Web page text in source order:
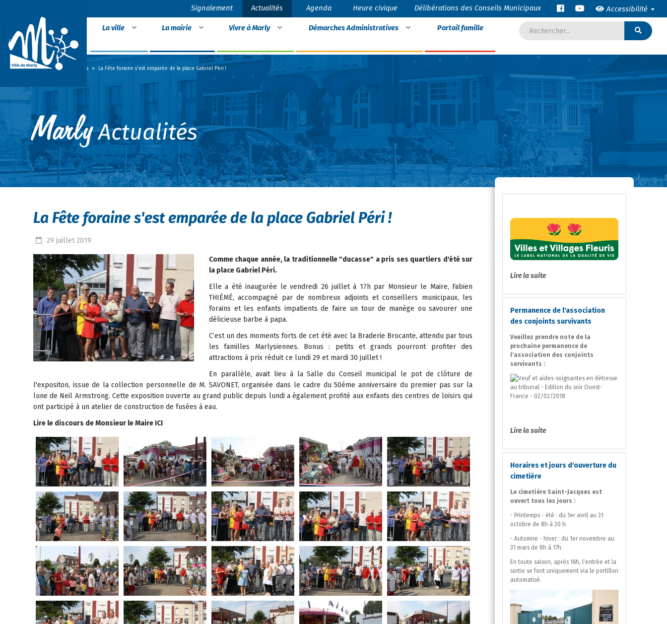
Signalement Actualités Agenda Heure civique Délibérations des Conseils Municipaux Accessibilité
La ville La mairie Vivre à Marly Démarches Administratives Portail famille
Accueil » Actualités » La Fête foraine s'est emparée de la place Gabriel Péri !
Actualités
La Fête foraine s'est emparée de la place Gabriel Péri !
29 juillet 2019
Comme chaque année, la traditionnelle "ducasse" a pris ses quartiers d'été sur
la place Gabriel Péri.
Elle a été inaugurée le vendredi 26 juillet à 17h par Monsieur le Maire, Fabien
THIÉMÉ, accompagné par de nombreux adjoints et conseillers municipaux, les
forains et les enfants impatients de faire un tour de manège ou savourer une
délicieuse barbe à papa.
C’est un des moments forts de cet été avec la Braderie Brocante, attendu par tous
les familles Marlysiennes. Bonus : petits et grands pourront profiter des
attractions à prix réduit ce lundi 29 et mardi 30 juillet !
En parallèle, avait lieu à la Salle du Conseil municipal le pot de clôture de
l'expositon, issue de la collection personnelle de M. SAVONET, organisée dans le cadre du 50ème anniversaire du premier pas sur la
lune de Neil Armstrong. Cette exposition ouverte au grand public depuis lundi a également profité aux enfants des centres de loisirs qui
ont participé à un atelier de construction de fusées à eau.
Lire le discours de Monsieur le Maire ICI
Lire la suite
Permanence de l'association
des conjoints survivants
Veuillez prendre note de la
prochaine permanence de
l'association des conjoints
survivants :
Lire la suite
Horaires et jours d'ouverture du
cimetière
Le cimetière Saint-Jacques est
ouvert tous les jours :
- Printemps - été : du 1er avril au 31
octobre de 8h à 20 h.
- Automne - hiver : du 1er novembre au
31 mars de 8h à 17h.
En toute saison, après 16h, l'entrée et la
sortie se font uniquement via le portillon
automatisé.